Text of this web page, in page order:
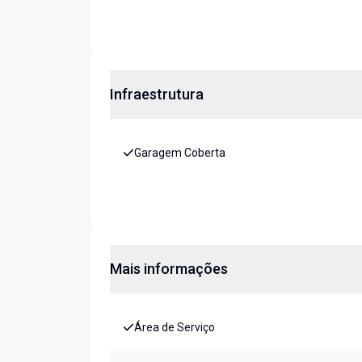
Infraestrutura
Garagem Coberta
Mais informações
Área de Serviço